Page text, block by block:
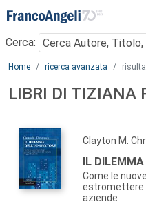
Menu
Cerca:
Main content
Home ricerca avanzata
LIBRI DI TIZIANA
Clayton M.
IL DILEMMA
Come le
estromettere
aziende